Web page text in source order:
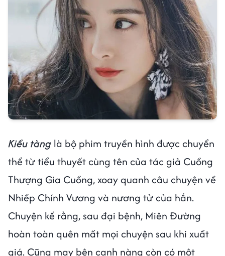
Kiều tàng là bộ phim truyền hình được chuyển
thể từ tiểu thuyết cùng tên của tác giả Cuồng
Thượng Gia Cuồng, xoay quanh câu chuyện về
Nhiếp Chính Vương và nương tử của hắn.
Chuyện kể rằng, sau đại bệnh, Miên Đường
hoàn toàn quên mất mọi chuyện sau khi xuất
giá. Cũng may bên cạnh nàng còn có một